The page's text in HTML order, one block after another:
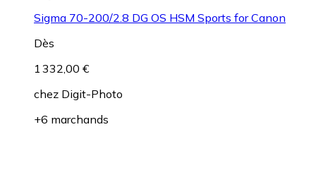
Sigma 70-200/2.8 DG OS HSM Sports for Canon
Dès
1 332,00 €
chez Digit-Photo
+6 marchands